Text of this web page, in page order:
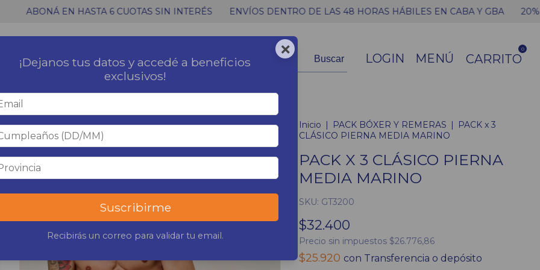
EN HASTA 6 CUOTAS SIN INTERÉS ENVÍOS DENTRO DE LAS 48 HORAS HÁBILES EN CABA Y GBA 20% OFF EN
MENÚ
Buscar LOGIN CARRITO
0
Inicio | PACK BÓXER Y REMERAS |
PACK x 3
CLÁSICO PIERNA MEDIA MARINO
PACK X 3 CLÁSICO PIERNA
MEDIA MARINO
SKU: GT3200
$32.400
Precio sin impuestos $26.776,86
$25.920 con Transferencia o depósito
×
¡Dejanos tus datos y accedé a beneficios
exclusivos!
Suscribirme
Recibirás un correo para validar tu email.